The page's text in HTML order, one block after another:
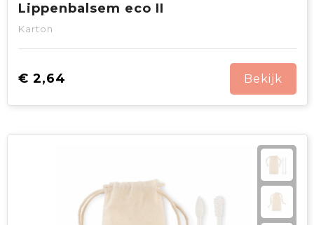
Lippenbalsem eco II
Karton
€ 2,64 Bekijk